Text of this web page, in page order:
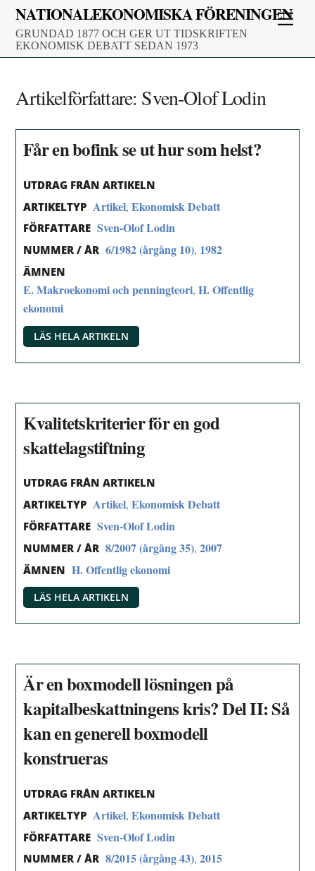
Skip
content
NATIONALEKONOMISKA FÖRENINGEN
GRUNDAD 1877 OCH GER UT TIDSKRIFTEN
EKONOMISK DEBATT SEDAN 1973
Artikelförfattare: Sven-Olof Lodin
Får en bofink se ut hur som helst?
UTDRAG FRÅN ARTIKELN
ARTIKELTYP Artikel,Ekonomisk Debatt
FÖRFATTARE Sven-Olof Lodin
NUMMER / ÅR 6/1982 (årgång 10), 1982
ÄMNEN
E. Makroekonomi och penningteori,H. Offentlig
ekonomi
LÄS HELA ARTIKELN
Kvalitetskriterier för en god
skattelagstiftning
UTDRAG FRÅN ARTIKELN
ARTIKELTYP Artikel,Ekonomisk Debatt
FÖRFATTARE Sven-Olof Lodin
NUMMER / ÅR 8/2007 (årgång 35),2007
ÄMNEN H. Offentlig ekonomi
LÄS HELA ARTIKELN
Är en boxmodell lösningen på
kapitalbeskattningens kris? Del II: Så
kan en generell boxmodell
konstrueras
UTDRAG FRÅN ARTIKELN
ARTIKELTYP Artikel,Ekonomisk Debatt
FÖRFATTARE Sven-Olof Lodin
NUMMER / ÅR 8/2015 (årgång 43),2015